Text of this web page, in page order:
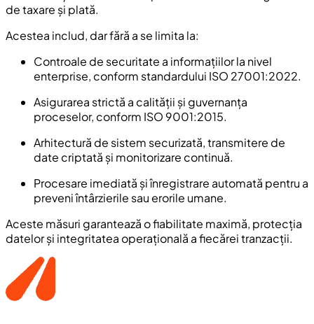
de taxare și plată.
Acestea includ, dar fără a se limita la:
Controale de securitate a informațiilor la nivel
enterprise, conform standardului ISO 27001:2022.
Asigurarea strictă a calității și guvernanța
proceselor, conform ISO 9001:2015.
Arhitectură de sistem securizată, transmitere de
date criptată și monitorizare continuă.
Procesare imediată și înregistrare automată pentru a
preveni întârzierile sau erorile umane.
Aceste măsuri garantează o fiabilitate maximă, protecția
datelor și integritatea operațională a fiecărei tranzacții.